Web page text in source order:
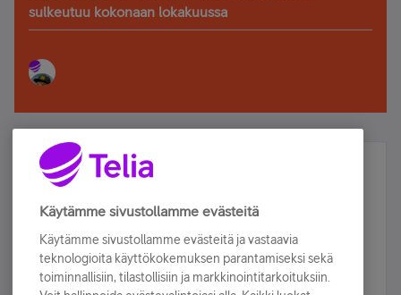
sulkeutuu kokonaan lokakuussa
Älä jää paitsi – osallistu ja voita!
Tilaa Telian uutiskirje ja olet mukana arvonnassa.
sähköpostiisi.
Käytämme sivustollamme evästeitä
Käytämme sivustollamme evästeitä ja vastaavia
teknologioita käyttökokemuksen parantamiseksi sekä
toiminnallisiin, tilastollisiin ja markkinointitarkoituksiin.